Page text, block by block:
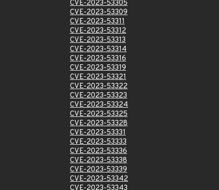
CVE-2023-53305
CVE-2023-53309
CVE-2023-53311
CVE-2023-53312
CVE-2023-53313
CVE-2023-53314
CVE-2023-53316
CVE-2023-53319
CVE-2023-53321
CVE-2023-53322
CVE-2023-53323
CVE-2023-53324
CVE-2023-53325
CVE-2023-53328
CVE-2023-53331
CVE-2023-53333
CVE-2023-53336
CVE-2023-53338
CVE-2023-53339
CVE-2023-53342